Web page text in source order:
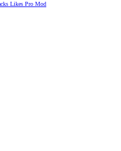
Likes Pro Mod